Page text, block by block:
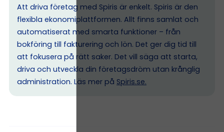
Att driva företag med Spiris är enkelt. Spiris är den
flexibla ekonomiplattformen. Allt finns samlat och
automatiserat med smarta funktioner – från
bokföring till fakturering och lön. Det ger dig tid till
att fokusera på rätt saker. Det vill säga att starta,
driva och utveckla din företagsdröm utan krånglig
administration. Läs mer på Spiris.se.